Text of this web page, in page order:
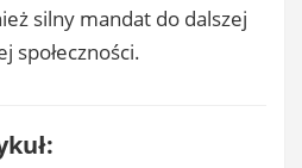
silny mandat do dalszej
społeczności.